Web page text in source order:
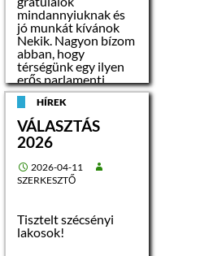
Rákóczi út 21/A.
helyrajzi száma: 12
ingatlan területe:
629 m2
rendeltetése:
lakóház, udvar
közműellátottsága:
elektromos árammal,
hírközléssel ellátott,
mindannyiuknak és
jó munkát kívánok
Nekik. Nagyon bízom
abban, hogy
térségünk egy ilyen
erős parlamenti
képviselet mellett
végre megkaphatja a
fejlődéshez
szükséges
erőforrásokat. Ebben
együttműködésre
kész vagyok. Hajrá
polgármester
HÍREK
VÁLASZTÁS
2026
2026-04-11
SZERKESZTŐ
Tisztelt szécsényi
lakosok!